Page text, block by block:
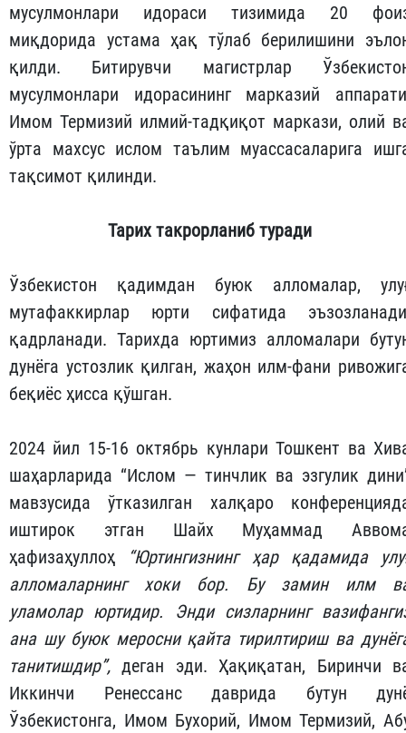
мусулмонлари идораси тизимида 20
миқдорида устама ҳақ тўлаб берилишини
қилди. Битирувчи магистрлар
мусулмонлари идорасининг марказий
Имом Термизий илмий-тадқиқот маркази, олий
ўрта махсус ислом таълим муассасаларига
тақсимот қилинди.
Тарих такрорланиб туради
Ўзбекистон қадимдан буюк алломалар,
мутафаккирлар юрти сифатида
қадрланади. Тарихда юртимиз алломалари
дунёга устозлик қилган, жаҳон илм-фани
беқиёс ҳисса қўшган.
2024 йил 15-16 октябрь кунлари Тошкент ва
шаҳарларида “Ислом — тинчлик ва эзгулик
мавзусида ўтказилган халқаро
иштирок этган Шайх Муҳаммад
ҳафизаҳуллоҳ
“Юртингизнинг ҳар қадамида
алломаларнинг
хоки бор. Бу замин илм
уламолар юртидир. Энди сизларнинг
ана шу буюк меросни қайта тирилтириш ва
танитишдир”, деган эди. Ҳақиқатан, Биринчи
Иккинчи Ренессанс даврида бутун
Ўзбекистонга, Имом Бухорий, Имом Термизий,